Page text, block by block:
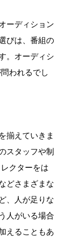
ーディション
びは、番組の
。オーディシ
われるでし
揃えていきま
スタッフや制
クターをは
どさまざまな
、人が足りな
人がいる場合
えることもあ